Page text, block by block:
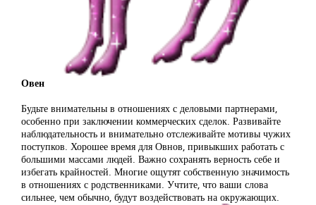
Овен
Будьте внимательны в отношениях с деловыми партнерами,
особенно при заключении коммерческих сделок. Развивайте
наблюдательность и внимательно отслеживайте мотивы чужих
поступков. Хорошее время для Овнов, привыкших работать с
большими массами людей. Важно сохранять верность себе и
избегать крайностей. Многие ощутят собственную значимость
в отношениях с родственниками. Учтите, что ваши слова
сильнее, чем обычно, будут воздействовать на окружающих.